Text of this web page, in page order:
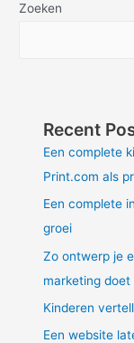
Zoeken
Recent
Een complete
Print.com als
Een complete
groei
Zo ontwerp je
marketing doet
Kinderen
Een website